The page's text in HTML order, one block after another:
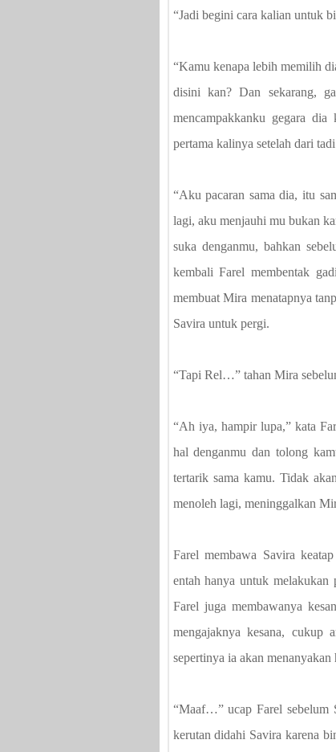
“Jadi begini cara kalian untuk
“Kamu kenapa lebih memilih
disini kan? Dan sekarang,
mencampakkanku gegara
pertama kalinya setelah dari
“Aku pacaran sama dia, itu
lagi, aku menjauhi mu bukan
suka denganmu, bahkan
kembali Farel membentak
membuat Mira menatapnya
Savira untuk pergi.
“Tapi Rel…” tahan Mira
“Ah iya, hampir lupa,” kata
hal denganmu dan tolong
tertarik sama kamu. Tidak
menoleh lagi, meninggalkan
Farel membawa Savira
entah hanya untuk melakukan
Farel juga membawanya
mengajaknya kesana, cukup
sepertinya ia akan
“Maaf…” ucap Farel sebelum
kerutan didahi Savira karena